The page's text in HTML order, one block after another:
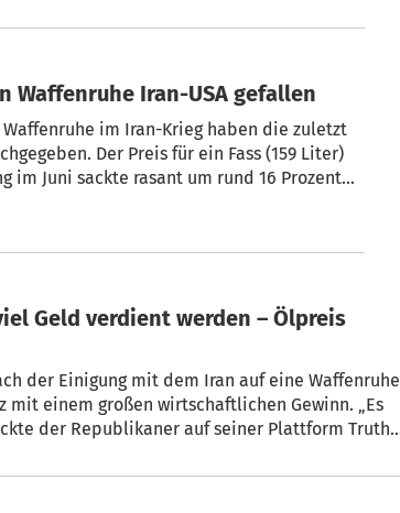
Sie dem Frieden, oder sind Sie skeptisch?
Waffenruhe Iran-USA gefallen
im Iran-Krieg haben die zuletzt
Der Preis für ein Fass (159 Liter)
im Juni sackte rasant um rund 16 Prozent
Geld verdient werden – Ölpreis
der Einigung mit dem Iran auf eine Waffenruhe
mit einem großen wirtschaftlichen Gewinn. „Es
der Republikaner auf seiner Plattform Truth